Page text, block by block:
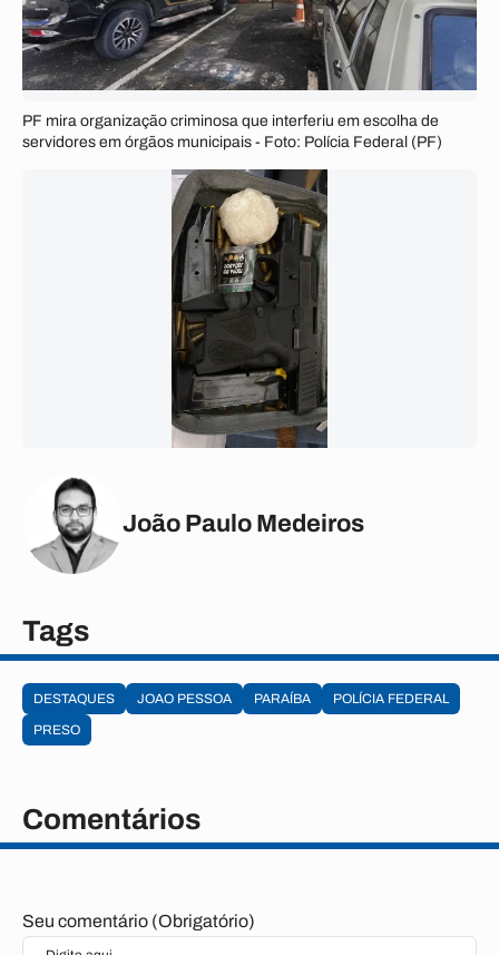
PF mira organização criminosa que interferiu em escolha de
servidores em órgãos municipais - Foto: Polícia Federal (PF)
João Paulo Medeiros
Tags
DESTAQUES JOAO PESSOA PARAÍBA
POLÍCIA FEDERAL
PRESO
Comentários
Seu comentário (Obrigatório)